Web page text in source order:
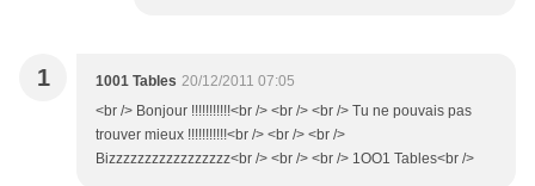
1 1001 Tables 20/12/2011 07:05
<br /> Bonjour !!!!!!!!!!!<br /> <br /> <br /> Tu ne pouvais pas
trouver mieux !!!!!!!!!!!<br /> <br /> <br />
Bizzzzzzzzzzzzzzzzz<br /> <br /> <br /> 1OO1 Tables<br />